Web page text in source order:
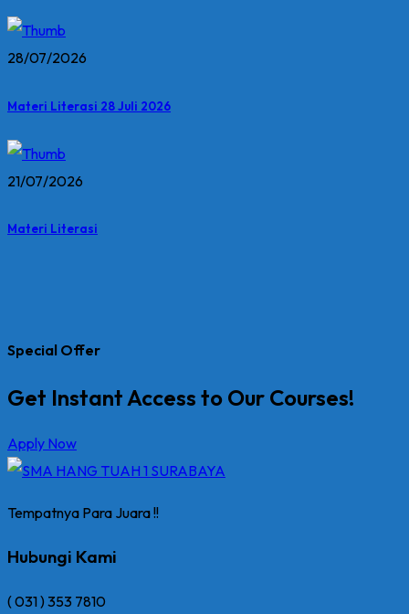
28/07/2026
Materi Literasi 28 Juli 2026
21/07/2026
Materi Literasi
Special Offer
Get Instant Access to Our Courses!
Apply Now
Tempatnya Para Juara !!
Hubungi Kami
( 031 ) 353 7810